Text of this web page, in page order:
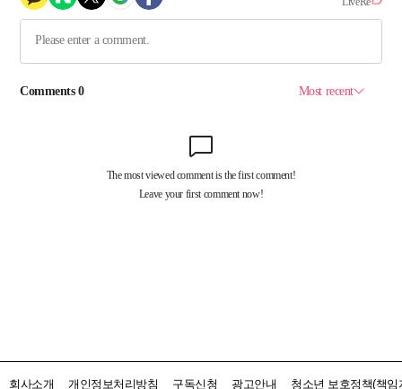
회사소개 개인정보처리방침 구독신청 광고안내 청소년 보호정책(책임